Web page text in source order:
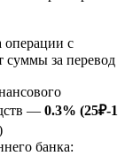
операции с
суммы за перевод
— 0.3% (25₽-1
банка: